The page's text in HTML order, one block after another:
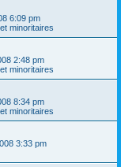
6:09 pm
minoritaires
2:48 pm
minoritaires
8:34 pm
minoritaires
3:33 pm